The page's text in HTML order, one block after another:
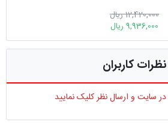
12,420,000 ریال
9,936,000 ریال
نظرات کاربران
و ارسال نظر کلیک نمایید